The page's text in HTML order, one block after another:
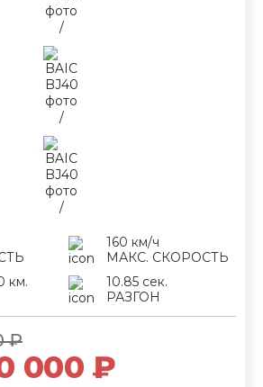
₽
000 ₽
160 км/ч
МАКС. СКОРОСТЬ
км.
10.85 сек.
РАЗГОН